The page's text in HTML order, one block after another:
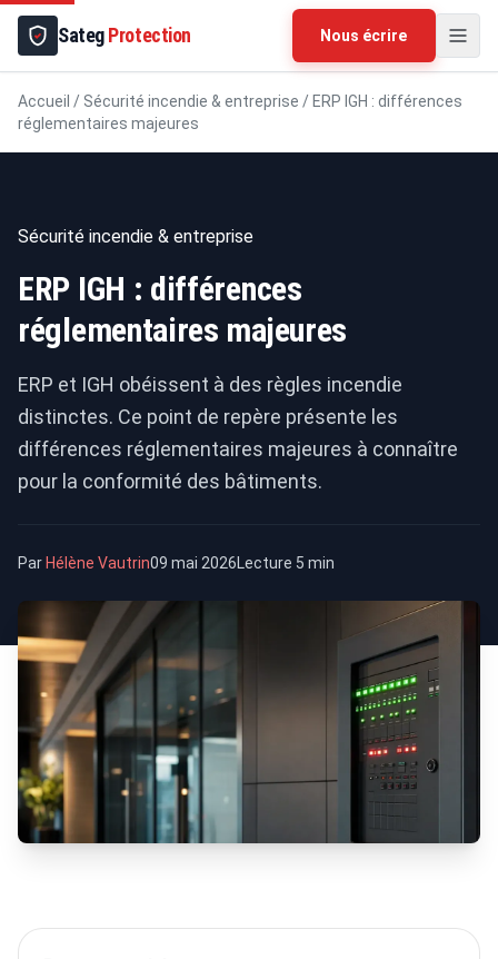
SategProtection Nous écrire
Accueil / Sécurité incendie & entreprise / ERP IGH : différences
réglementaires majeures
Sécurité incendie & entreprise
ERP IGH : différences
réglementaires majeures
ERP et IGH obéissent à des règles incendie
distinctes. Ce point de repère présente les
différences réglementaires majeures à connaître
pour la conformité des bâtiments.
Par Hélène Vautrin09 mai 2026Lecture 5 min